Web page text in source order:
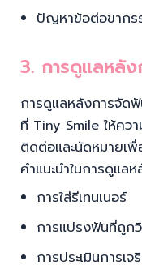
ปัญหาข้อต่อขากร
3. การดูแลหลัง
การดูแลหลังการจัด
ที่ Tiny Smile ให้คว
ติดต่อและนัดหมายเ
คำแนะนำในการดูแล
การใส่รีเทนเนอร์
การแปรงฟันที่ถูก
การประเมินการเ